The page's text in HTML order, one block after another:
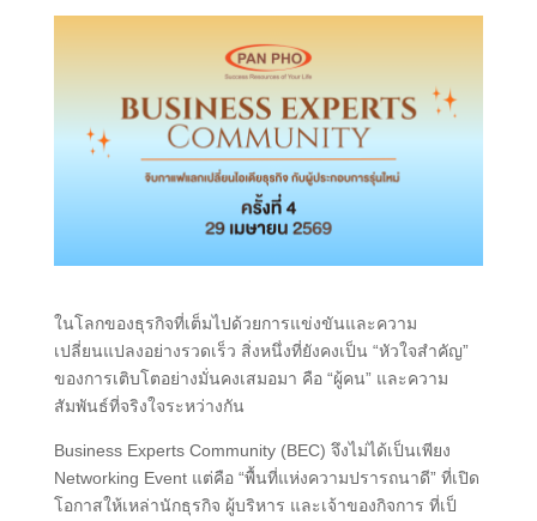
ในโลกของธุรกิจที่เต็มไปด้วยการแข่งขันและความ
เปลี่ยนแปลงอย่างรวดเร็ว สิ่งหนึ่งที่ยังคงเป็น “หัวใจสำคัญ”
ของการเติบโตอย่างมั่นคงเสมอมา คือ “ผู้คน” และความ
สัมพันธ์ที่จริงใจระหว่างกัน
Business Experts Community (BEC) จึงไม่ได้เป็นเพียง
Networking Event แต่คือ “พื้นที่แห่งความปรารถนาดี” ที่เปิด
โอกาสให้เหล่านักธุรกิจ ผู้บริหาร และเจ้าของกิจการ ที่เป็